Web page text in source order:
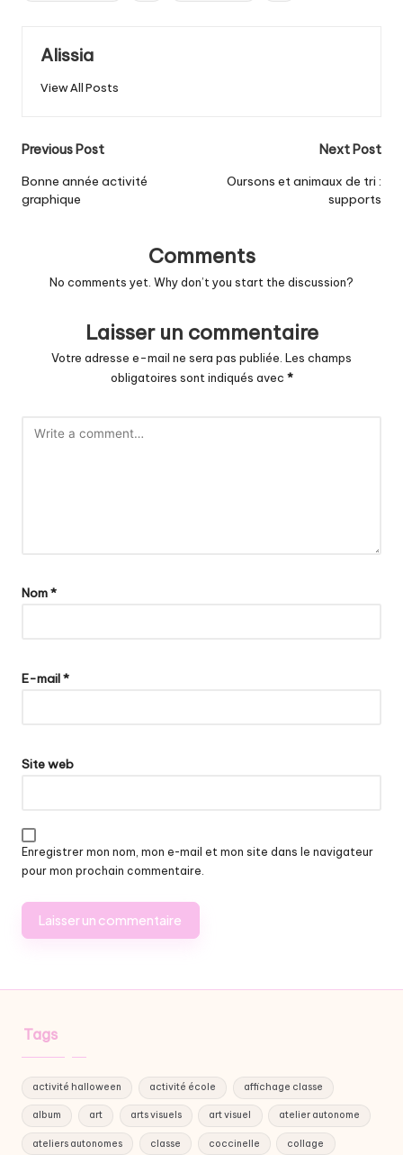
Alissia
View All Posts
Post
navigation
Previous Post
Bonne année activité
graphique
Next Post
Oursons et animaux de tri :
supports
Comments
No comments yet. Why don’t you start the discussion?
Laisser un commentaire
Votre adresse e-mail ne sera pas publiée. Les champs
obligatoires sont indiqués avec *
Nom*
E-mail*
Site web
Enregistrer mon nom, mon e-mail et mon site dans le navigateur
pour mon prochain commentaire.
Tags
activité halloween activité école affichage classe
album art arts visuels art visuel atelier autonome
ateliers autonomes classe coccinelle collage